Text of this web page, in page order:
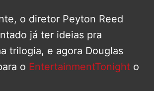
o diretor Peyton Reed
já ter ideias pra
trilogia, e agora Douglas
o EntertainmentTonight o